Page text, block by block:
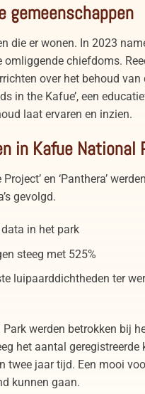
gemeenschappen
die er wonen. In 2023
chiefdoms.
over het behoud
in the Kafue’, een
laat ervaren en inzien.
in Kafue National
en ‘Panthera’
gevolgd.
in het park
steeg met 525%
luipaarddichtheden ter
werden betrokken bij
het aantal geregistreerde
twee jaar tijd. Een mooi
kunnen gaan.